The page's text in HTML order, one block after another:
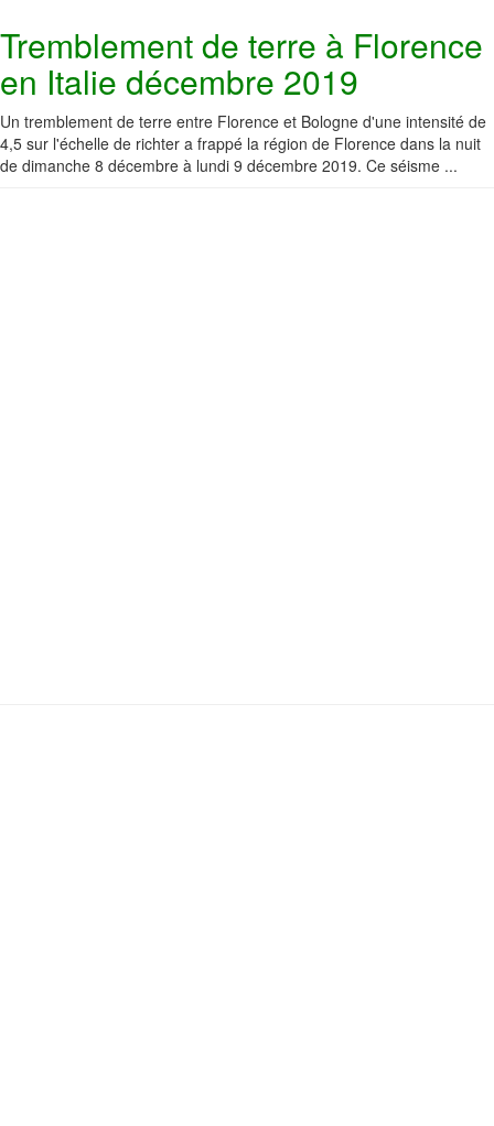
Tremblement de terre à Florence
en Italie décembre 2019
Un tremblement de terre entre Florence et Bologne d'une intensité de
4,5 sur l'échelle de richter a frappé la région de Florence dans la nuit
de dimanche 8 décembre à lundi 9 décembre 2019. Ce séisme ...